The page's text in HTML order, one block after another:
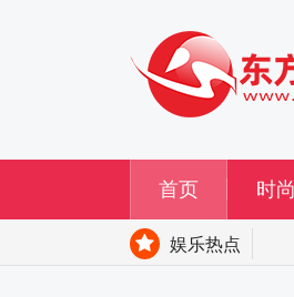
首页 时尚
娱乐热点